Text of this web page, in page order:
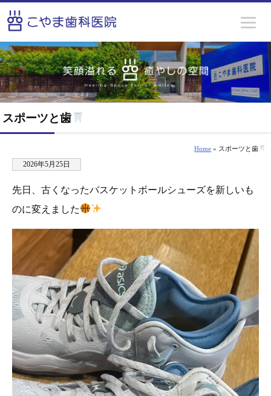
スポーツと歯
Home » スポーツと歯
2026年5月25日
先日、古くなったバスケットボールシューズを新しいも
のに変えました